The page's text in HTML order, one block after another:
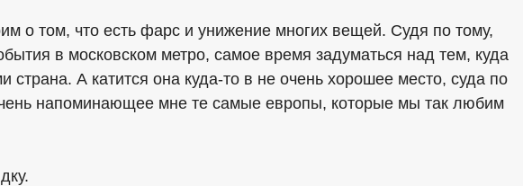
о том, что есть фарс и унижение многих вещей. Судя по тому,
в московском метро, самое время задуматься над тем, куда
страна. А катится она куда-то в не очень хорошее место, суда по
напоминающее мне те самые европы, которые мы так любим